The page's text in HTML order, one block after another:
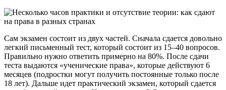
Сам экзамен состоит из двух частей. Сначала сдается довольно
легкий письменный тест, который состоит из 15–40 вопросов.
Правильно нужно ответить примерно на 80%. После сдачи
теста выдаются «ученические права», которые действуют 6
месяцев (подростки могут получить постоянные только после
18 лет). Дальше идет практический экзамен, который сдается